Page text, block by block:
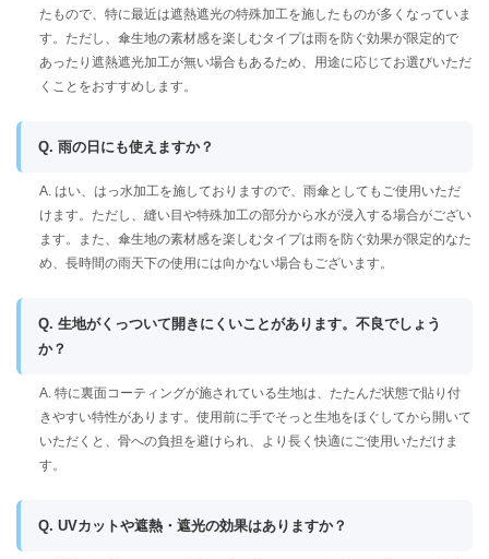
たもので、特に最近は遮熱遮光の特殊加工を施したものが多くなっていま
す。ただし、傘生地の素材感を楽しむタイプは雨を防ぐ効果が限定的で
あったり遮熱遮光加工が無い場合もあるため、用途に応じてお選びいただ
くことをおすすめします。
Q. 雨の日にも使えますか？
A. はい、はっ水加工を施しておりますので、雨傘としてもご使用いただ
けます。ただし、縫い目や特殊加工の部分から水が浸入する場合がござい
ます。また、傘生地の素材感を楽しむタイプは雨を防ぐ効果が限定的なた
め、長時間の雨天下の使用には向かない場合もございます。
Q. 生地がくっついて開きにくいことがあります。不良でしょう
か？
A. 特に裏面コーティングが施されている生地は、たたんだ状態で貼り付
きやすい特性があります。使用前に手でそっと生地をほぐしてから開いて
いただくと、骨への負担を避けられ、より長く快適にご使用いただけま
す。
Q. UVカットや遮熱・遮光の効果はありますか？